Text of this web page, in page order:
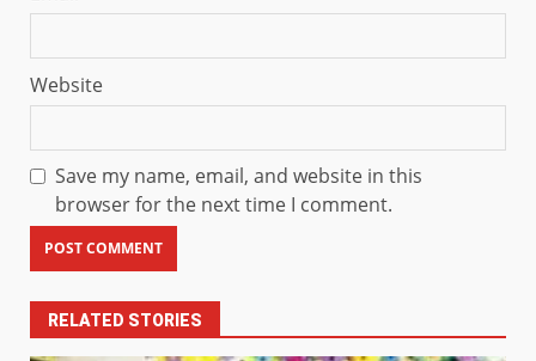
Website
Save my name, email, and website in this
browser for the next time I comment.
RELATED STORIES